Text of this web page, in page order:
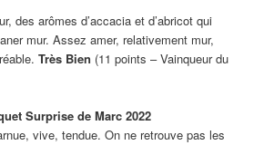
des arômes d’accacia et d’abricot qui
mur. Assez amer, relativement mur,
Très Bien (11 points – Vainqueur du
Surprise de Marc 2022
vive, tendue. On ne retrouve pas les